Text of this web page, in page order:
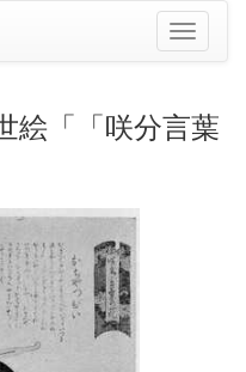
ナ
ビ
シ
絵「「咲分言葉